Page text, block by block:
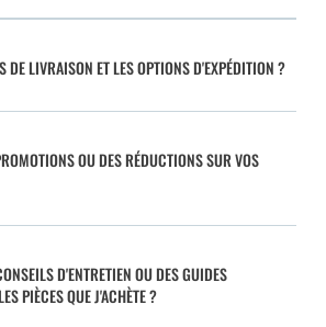
DE LIVRAISON ET LES OPTIONS D'EXPÉDITION ?
OU DES RÉDUCTIONS SUR VOS
D'ENTRETIEN OU DES GUIDES
PIÈCES QUE J'ACHÈTE ?